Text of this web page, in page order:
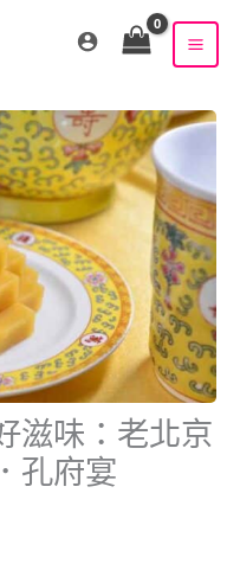
滋味：老北京
孔府宴